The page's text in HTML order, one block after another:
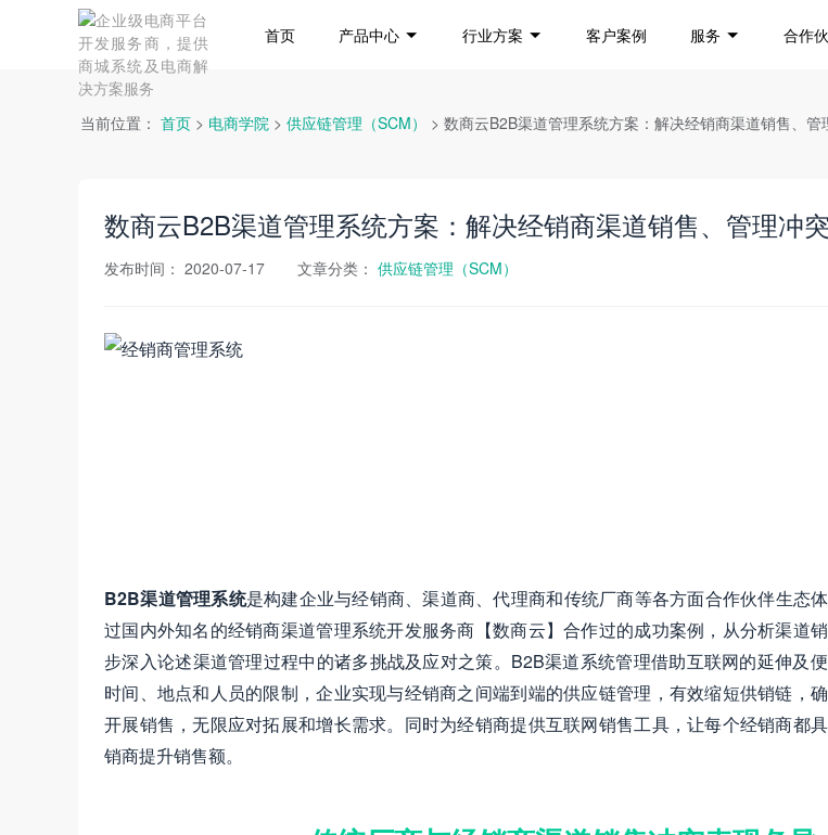
首页 产品中心 行业方案 客户案例 服务 合作
当前位置： 首页 > 电商学院 > 供应链管理（SCM） > 数商云B2B渠道管理系统方案：解决经销商渠道销售、管
数商云B2B渠道管理系统方案：解决经销商渠道销售、管理冲突
发布时间： 2020-07-17 文章分类： 供应链管理（SCM）
B2B渠道管理系统是构建企业与经销商、渠道商、代理商和传统厂商等各方面合作伙伴生态
过国内外知名的经销商渠道管理系统开发服务商【数商云】合作过的成功案例，从分析渠道
步深入论述渠道管理过程中的诸多挑战及应对之策。B2B渠道系统管理借助互联网的延伸及
时间、地点和人员的限制，企业实现与经销商之间端到端的供应链管理，有效缩短供销链，确
开展销售，无限应对拓展和增长需求。同时为经销商提供互联网销售工具，让每个经销商都
销商提升销售额。